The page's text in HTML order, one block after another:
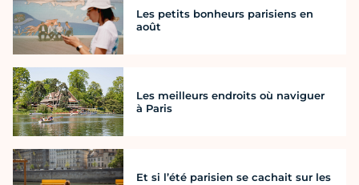
Les petits bonheurs parisiens en
août
Les meilleurs endroits où naviguer
à Paris
Et si l’été parisien se cachait sur les